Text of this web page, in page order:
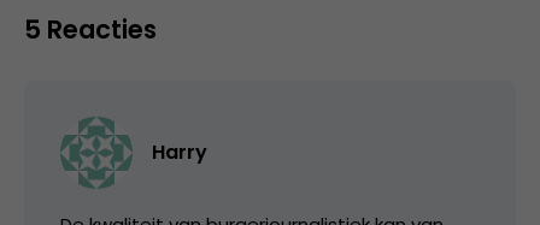
5 Reacties
Harry